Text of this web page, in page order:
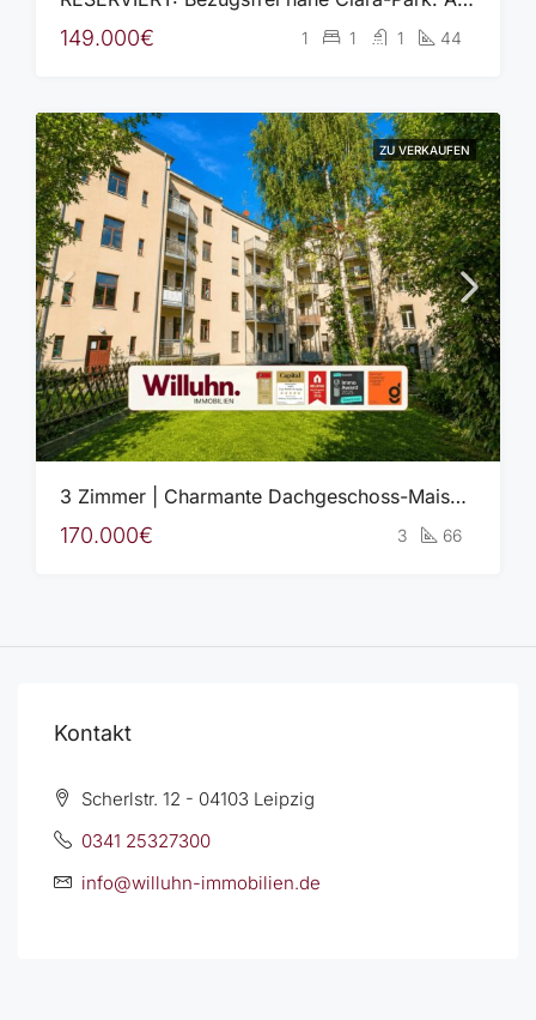
149.000€ 1 1 1 44
ZU VERKAUFEN
3 Zimmer | Charmante Dachgeschoss-Maisonette | Balkon und Gäste-WC
170.000€ 3 66
Kontakt
Scherlstr. 12 - 04103 Leipzig
0341 25327300
info@willuhn-immobilien.de